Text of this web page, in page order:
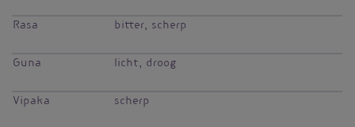
Rasa bitter, scherp
Guna licht, droog
Vipaka scherp